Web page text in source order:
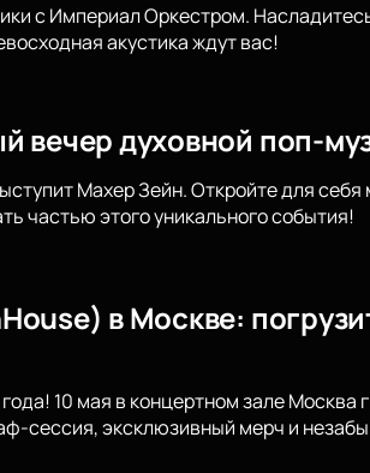
с Империал Оркестром.
акустика ждут вас!
вечер духовной поп-
Махер Зейн. Откройте для
частью этого уникального события!
в Москве:
10 мая в концертном зале Москва
сессия, эксклюзивный мерч и